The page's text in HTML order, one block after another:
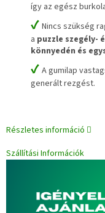
így az egész
✔ Nincs szükség
a puzzle szegély-
könnyedén és
✔ A gumilap
generált rezgést.
Részletes információ
Szállítási Információk